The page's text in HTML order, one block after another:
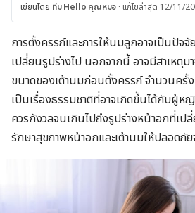
เขียนโดย ทีม Hello คุณหมอ · แก้ไขล่าสุด 12/11/
การตั้งครรภ์และการให้นมลูกอาจเป็นปัจ
เปลี่ยนรูปร่างไป นอกจากนี้ อาจมีสาเหตุ
ขนาดของเต้านมก่อนตั้งครรภ์ จำนวนครั้
เป็นเรื่องธรรมชาติที่อาจเกิดขึ้นได้กับผู้ห
ควรกังวลจนเกินไปถึงรูปร่างหน้าอกที่เป
รักษาสุขภาพหน้าอกและเต้านมให้ปลอดภัย